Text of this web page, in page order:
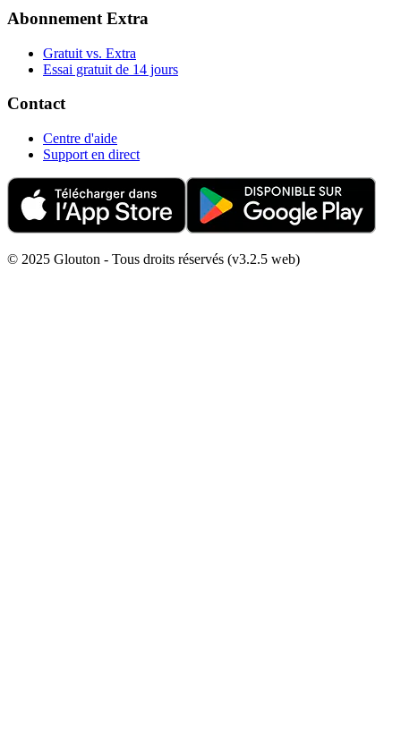
Abonnement Extra
Gratuit vs. Extra
Essai gratuit de 14 jours
Contact
Centre d'aide
Support en direct
© 2025 Glouton - Tous droits réservés (v3.2.5 web)